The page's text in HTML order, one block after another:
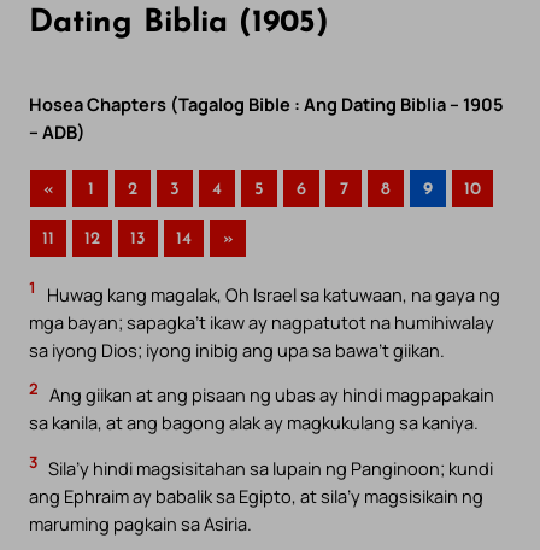
Dating Biblia (1905)
Hosea Chapters (Tagalog Bible : Ang Dating Biblia – 1905
– ADB)
« 1 2 3 4 5 6 7 8 9 10
11 12 13 14 »
1
Huwag kang magalak, Oh Israel sa katuwaan, na gaya ng
mga bayan; sapagka’t ikaw ay nagpatutot na humihiwalay
sa iyong Dios; iyong inibig ang upa sa bawa’t giikan.
2 Ang giikan at ang pisaan ng ubas ay hindi magpapakain
sa kanila, at ang bagong alak ay magkukulang sa kaniya.
3 Sila’y hindi magsisitahan sa lupain ng Panginoon; kundi
ang Ephraim ay babalik sa Egipto, at sila’y magsisikain ng
maruming pagkain sa Asiria.